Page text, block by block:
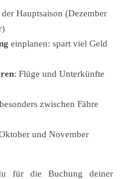
Hauptsaison (Dezember
einplanen: spart viel Geld
: Flüge und Unterkünfte
zwischen Fähre
und November
für die Buchung deiner